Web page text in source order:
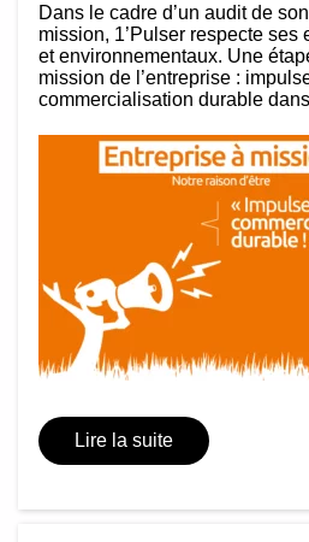
Dans le cadre d’un audit de
mission, 1’Pulser respecte ses
et environnementaux. Une
mission de l’entreprise :
commercialisation durable
Lire la suite